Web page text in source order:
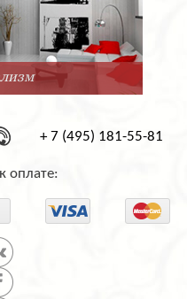
+ 7 (495) 181-55-81
оплате: